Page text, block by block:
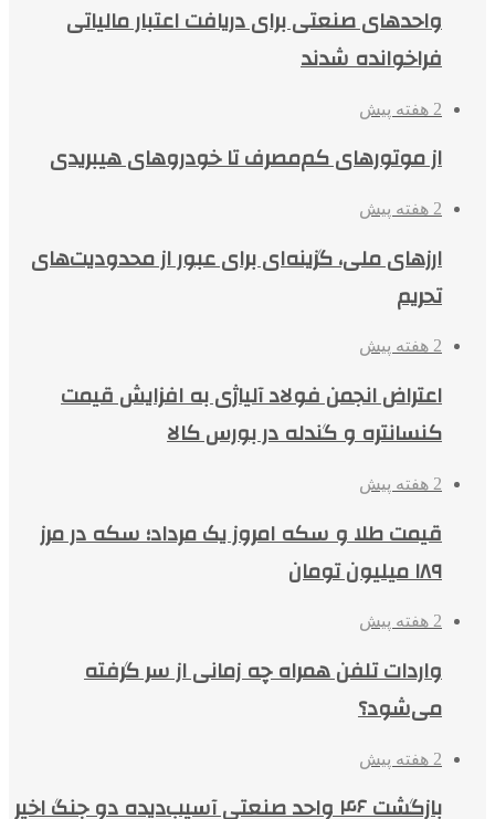
واحدهای صنعتی برای دریافت اعتبار مالیاتی
فراخوانده شدند
2 هفته پیش
از موتورهای کم‌مصرف تا خودروهای هیبریدی
2 هفته پیش
ارزهای ملی، گزینه‌ای برای عبور از محدودیت‌های
تحریم
2 هفته پیش
اعتراض انجمن فولاد آلیاژی به افزایش قیمت
کنسانتره و گندله در بورس کالا
2 هفته پیش
قیمت طلا و سکه امروز یک مرداد؛ سکه در مرز
۱۸۹ میلیون تومان
2 هفته پیش
واردات تلفن همراه چه زمانی از سر گرفته
می‌شود؟
2 هفته پیش
بازگشت ۴۶ واحد صنعتی آسیب‌دیده دو جنگ اخیر